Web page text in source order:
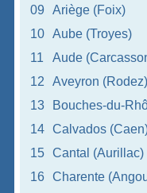
09
Ariège (Foix)
10
Aube (Troyes)
11
Aude
12
Aveyron (Rodez)
13
Bouches-du-
14
Calvados
15
Cantal (Aurillac)
16
Charente